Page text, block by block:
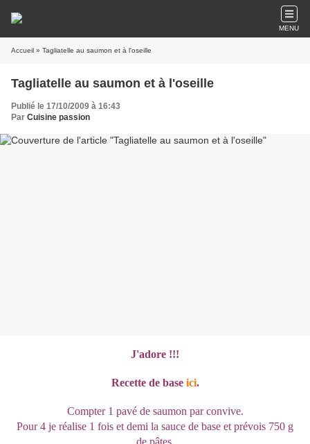
MENU
Accueil » Tagliatelle au saumon et à l'oseille
Tagliatelle au saumon et à l'oseille
Publié le 17/10/2009 à 16:43
Par Cuisine passion
J'adore !!!
Recette de base ici.
Compter 1 pavé de saumon par convive.
Pour 4 je réalise 1 fois et demi la sauce de base et prévois 750 g